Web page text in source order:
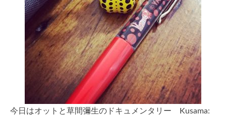
今日はオットと草間彌生のドキュメンタリー Kusama: